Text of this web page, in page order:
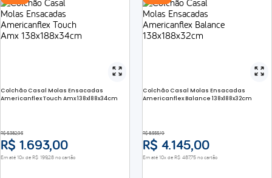
Colchão Casal Molas Ensacadas
Americanflex Touch Amx 138x188x34cm
R$ 5.382,95
R$ 1.693,00
Em até10x deR$ 199,28no cartão
Colchão Casal Molas Ensacadas
Americanflex Balance 138x188x32cm
R$ 8.555,19
R$ 4.145,00
Em até10x deR$ 487,75no cartão